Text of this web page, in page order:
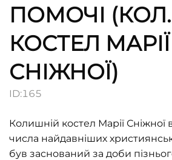
ПОМОЧІ (КОЛ.
КОСТЕЛ МАРІЇ
СНІЖНОЇ)
ID:165
Колишній костел Марії Сніжної
числа найдавніших
був заснований за доби